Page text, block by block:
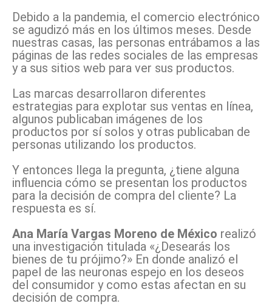
Debido a la pandemia, el comercio electrónico
se agudizó más en los últimos meses. Desde
nuestras casas, las personas entrábamos a las
páginas de las redes sociales de las empresas
y a sus sitios web para ver sus productos.
Las marcas desarrollaron diferentes
estrategias para explotar sus ventas en línea,
algunos publicaban imágenes de los
productos por sí solos y otras publicaban de
personas utilizando los productos.
Y entonces llega la pregunta, ¿tiene alguna
influencia cómo se presentan los productos
para la decisión de compra del cliente? La
respuesta es sí.
Ana María Vargas Moreno de México realizó
una investigación titulada «¿Desearás los
bienes de tu prójimo?» En donde analizó el
papel de las neuronas espejo en los deseos
del consumidor y como estas afectan en su
decisión de compra.